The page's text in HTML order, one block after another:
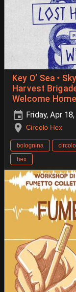
Key O’ Sea •
Harvest
Welcome Home
Friday, Apr
Circolo Hex
bolognina
hex